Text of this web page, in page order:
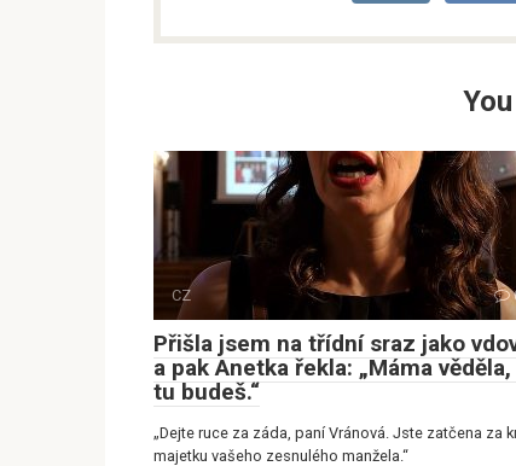
CZ
Přišla jsem na třídní sraz jako
a pak Anetka řekla: „Máma
tu budeš.“
„Dejte ruce za záda, paní Vránová. Jste zatčena za
majetku vašeho zesnulého manžela.“